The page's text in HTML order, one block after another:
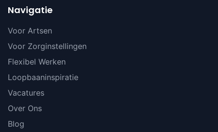
Navigatie
Voor Artsen
Voor Zorginstellingen
Flexibel Werken
Loopbaaninspiratie
Vacatures
Over Ons
Blog